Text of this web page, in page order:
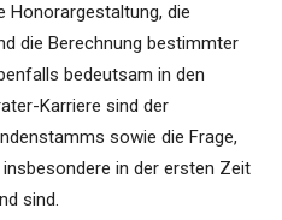
Honorargestaltung, die
die Berechnung bestimmter
bedeutsam in den
Karriere sind der
sowie die Frage,
in der ersten Zeit
sind.